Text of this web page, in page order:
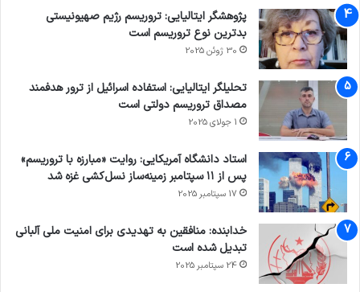
پژوهشگر ایتالیایی: تروریسم رژیم صهیونیستی
بدترین نوع تروریسم است
30 ژوئن 2025
تحلیلگر ایتالیایی: استفاده اسرائیل از ترور هدفمند
مصداق تروریسم دولتی است
1 جولای 2025
استاد دانشگاه آمریکایی: روایت «مبارزه با تروریسم»
پس از ۱۱ سپتامبر زمینه‌ساز نسل‌کشی غزه شد
17 سپتامبر 2025
خدابنده: منافقین به تهدیدی برای امنیت ملی آلبانی
تبدیل شده است
24 سپتامبر 2025